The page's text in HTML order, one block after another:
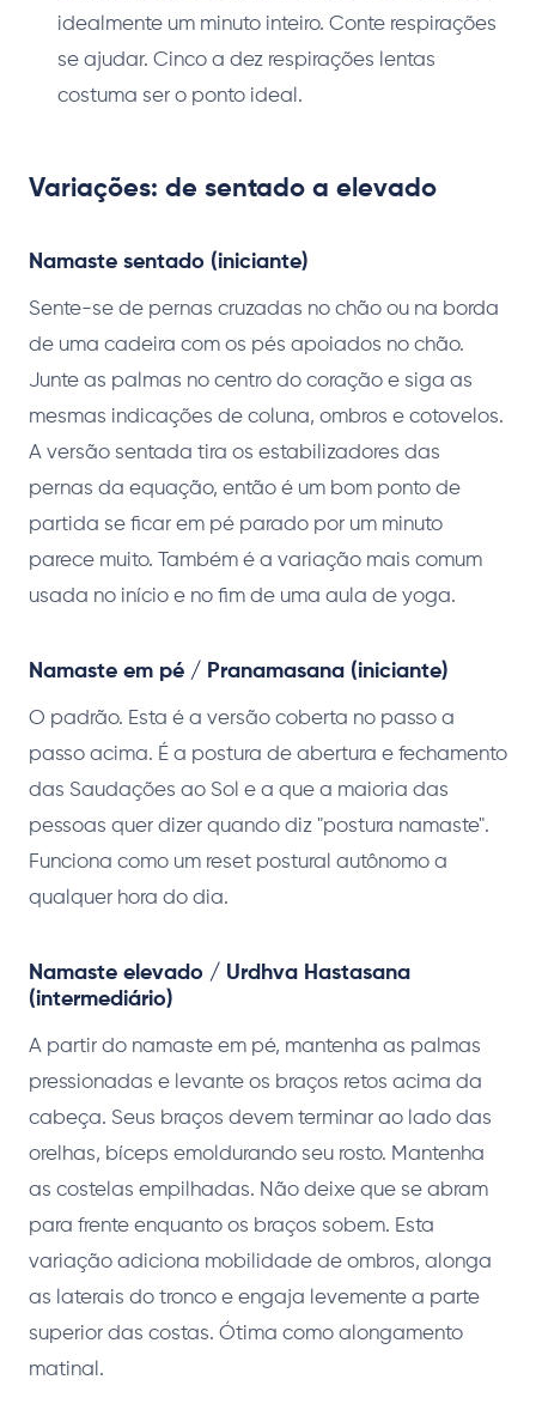
idealmente um minuto inteiro. Conte respirações
se ajudar. Cinco a dez respirações lentas
costuma ser o ponto ideal.
Variações: de sentado a elevado
Namaste sentado (iniciante)
Sente-se de pernas cruzadas no chão ou na borda
de uma cadeira com os pés apoiados no chão.
Junte as palmas no centro do coração e siga as
mesmas indicações de coluna, ombros e cotovelos.
A versão sentada tira os estabilizadores das
pernas da equação, então é um bom ponto de
partida se ficar em pé parado por um minuto
parece muito. Também é a variação mais comum
usada no início e no fim de uma aula de yoga.
Namaste em pé / Pranamasana (iniciante)
O padrão. Esta é a versão coberta no passo a
passo acima. É a postura de abertura e fechamento
das Saudações ao Sol e a que a maioria das
pessoas quer dizer quando diz "postura namaste".
Funciona como um reset postural autônomo a
qualquer hora do dia.
Namaste elevado / Urdhva Hastasana
(intermediário)
A partir do namaste em pé, mantenha as palmas
pressionadas e levante os braços retos acima da
cabeça. Seus braços devem terminar ao lado das
orelhas, bíceps emoldurando seu rosto. Mantenha
as costelas empilhadas. Não deixe que se abram
para frente enquanto os braços sobem. Esta
variação adiciona mobilidade de ombros, alonga
as laterais do tronco e engaja levemente a parte
superior das costas. Ótima como alongamento
matinal.